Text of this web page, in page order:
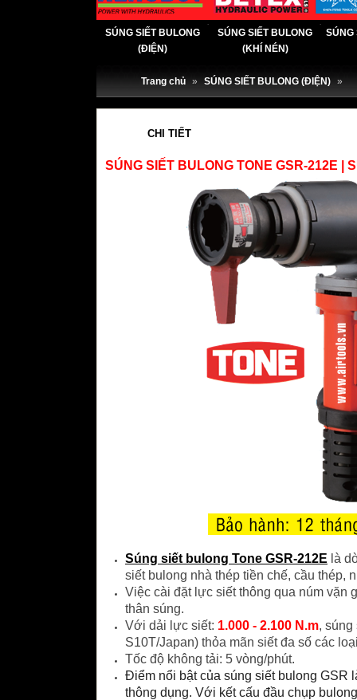
SÚNG SIẾT BULONG
(ĐIỆN)
SÚNG SIẾT BULONG
(KHÍ NÉN)
SÚNG
Trang chủ » SÚNG SIẾT BULONG (ĐIỆN) »
CHI TIẾT
SÚNG SIẾT BULONG TONE GSR-212E |
Súng siết bulong Tone GSR-212E là
siết bulong nhà thép tiền chế, cầu thép,
Việc cài đặt lực siết thông qua núm vặn
thân súng.
Với dải lực siết: 1.000 - 2.100 N.m,
S10T/Japan) thỏa mãn siết đa số các
Tốc độ không tải: 5 vòng/phút.
Điểm nổi bật của súng siết bulong GSR
thông dụng. Với kết cấu đầu chụp